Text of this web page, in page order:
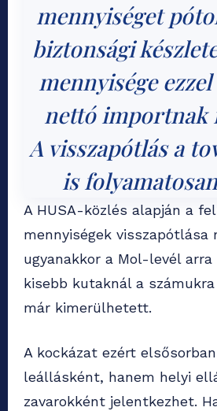
mennyiséget
biztonsági
mennyisége
nettó importnak
A visszapótlás a
is
A HUSA-közlés alapján a
mennyiségek visszapótlása
ugyanakkor a Mol-levél
kisebb kutaknál a
már kimerülhetett.
A kockázat ezért
leállásként, hanem helyi
zavarokként jelentkezhet.